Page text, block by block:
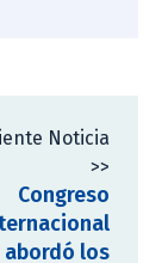
Noticia
>>
Congreso
abordó los